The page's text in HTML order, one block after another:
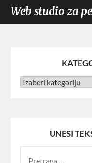
Web studio za
UNESI